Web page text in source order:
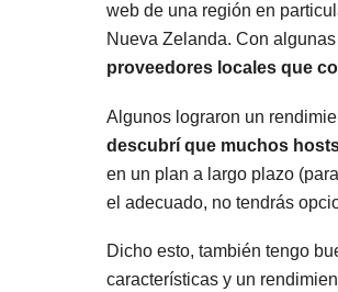
web de una región en
Nueva Zelanda. Con
proveedores locales que
Algunos lograron un
descubrí que muchos
en un plan a largo plazo
el adecuado, no tendrás
Dicho esto, también tengo
características y un